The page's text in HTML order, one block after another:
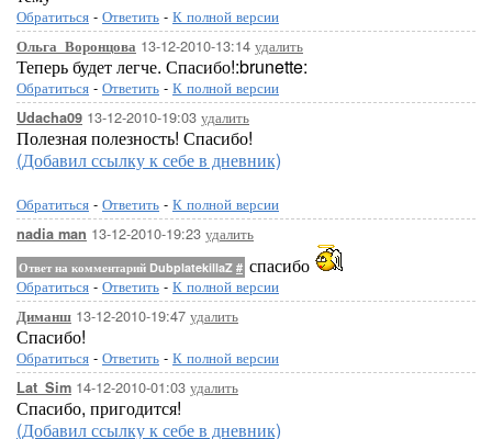
Обратиться - Ответить - К полной версии
Ольга_Воронцова 13-12-2010-13:14 удалить
Теперь будет легче. Спасибо!:brunette:
Обратиться - Ответить - К полной версии
Udacha09 13-12-2010-19:03 удалить
Полезная полезность! Спасибо!
(Добавил ссылку к себе в дневник)
Обратиться - Ответить - К полной версии
nadia man 13-12-2010-19:23 удалить
Ответ на комментарий DubplatekillaZ # спасибо
Обратиться - Ответить - К полной версии
Диманш 13-12-2010-19:47 удалить
Спасибо!
Обратиться - Ответить - К полной версии
Lat_Sim 14-12-2010-01:03 удалить
Спасибо, пригодится!
(Добавил ссылку к себе в дневник)